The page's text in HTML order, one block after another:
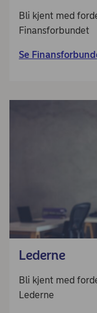
Bli kjent med
Finansforbundet
Se
Lederne
Bli kjent med
Lederne